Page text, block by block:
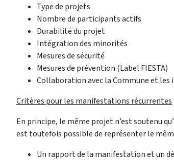
Type de projets
Nombre de participants actifs
Durabilité du projet
Intégration des minorités
Mesures de sécurité
Mesures de prévention (Label FIESTA)
Collaboration avec la Commune et
Critères pour les manifestations récurrentes
En principe, le même projet n’est soutenu
est toutefois possible de représenter le
Un rapport de la manifestation et un